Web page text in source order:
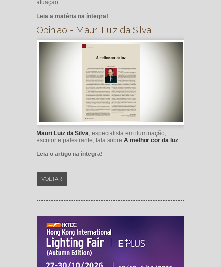
atuação.
Leia a matéria na íntegra!
Opinião - Mauri Luiz da Silva
Mauri Luiz da Silva, especialista em iluminação,
escritor e palestrante, fala sobre A melhor cor da luz.
Leia o artigo na íntegra!
VOLTAR